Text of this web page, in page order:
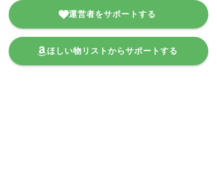
運営者をサポートする
ほしい物リストからサポートする